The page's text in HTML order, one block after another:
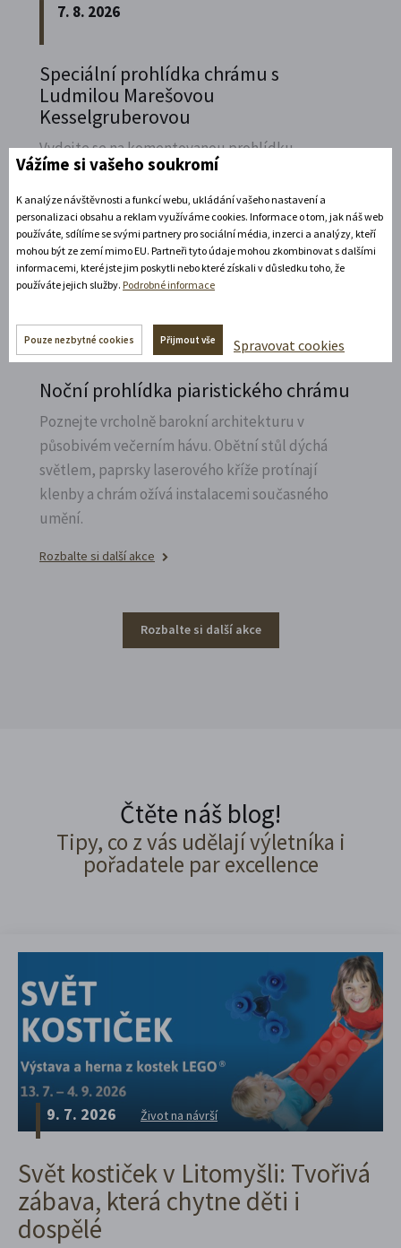
7. 8. 2026
Speciální prohlídka chrámu s
Ludmilou Marešovou
Kesselgruberovou
Vydejte se na komentovanou prohlídku
piaristického chrámu Nalezení sv.
Ludmilou Marešovou Kesselgruberovou a
poznejte jeho interiéry i bohatou sochařskou
výzdobu z trochu jiné perspektivy.
Rozbalte si další akce
7. 8. 2026
Noční prohlídka piaristického chrámu
Poznejte vrcholně barokní architekturu v
působivém večerním hávu. Obětní stůl dýchá
světlem, paprsky laserového kříže protínají
klenby a chrám ožívá instalacemi současného
umění.
Rozbalte si další akce
Rozbalte si další akce
Čtěte náš blog!
Tipy, co z vás udělají výletníka i
pořadatele par excellence
9. 7. 2026 Život na návrší
Svět kostiček v Litomyšli: Tvořivá
zábava, která chytne děti i
dospělé
Vážíme si vašeho soukromí
K analýze návštěvnosti a funkcí webu, ukládání vašeho nastavení a
personalizaci obsahu a reklam využíváme cookies. Informace o tom, jak náš web
používáte, sdílíme se svými partnery pro sociální média, inzerci a analýzy, kteří
mohou být ze zemí mimo EU. Partneři tyto údaje mohou zkombinovat s dalšími
informacemi, které jste jim poskytli nebo které získali v důsledku toho, že
používáte jejich služby. Podrobné informace
Pouze nezbytné cookies Přijmout vše Spravovat cookies